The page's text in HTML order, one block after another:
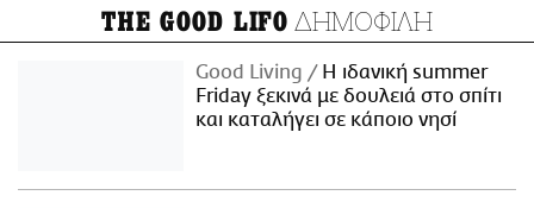
THE GOOD LIFO ΔΗΜΟΦΙΛΗ
Good Living
Η ιδανική summer
Friday ξεκινά με δουλειά στο σπίτι
και καταλήγει σε κάποιο νησί